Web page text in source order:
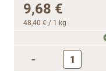
9,68 €
48,40 € / 1 kg
-